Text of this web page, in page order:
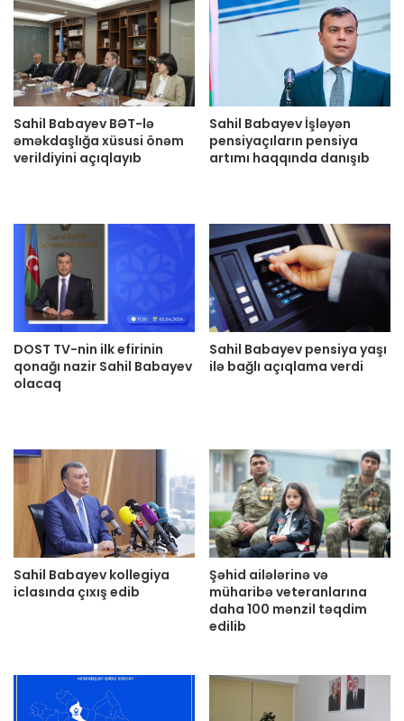
Sahil Babayev BƏT-lə
əməkdaşlığa xüsusi önəm
verildiyini açıqlayıb
Sahil Babayev İşləyən
pensiyaçıların pensiya
artımı haqqında danışıb
DOST TV-nin ilk efirinin
qonağı nazir Sahil Babayev
olacaq
Sahil Babayev pensiya yaşı
ilə bağlı açıqlama verdi
Sahil Babayev kollegiya
iclasında çıxış edib
Şəhid ailələrinə və
müharibə veteranlarına
daha 100 mənzil təqdim
edilib